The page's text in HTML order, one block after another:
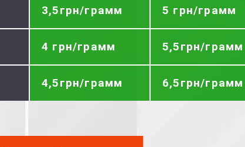
3,5грн/грамм 5 грн/грамм
4 грн/грамм 5,5грн/грамм
4,5грн/грамм 6,5грн/грамм